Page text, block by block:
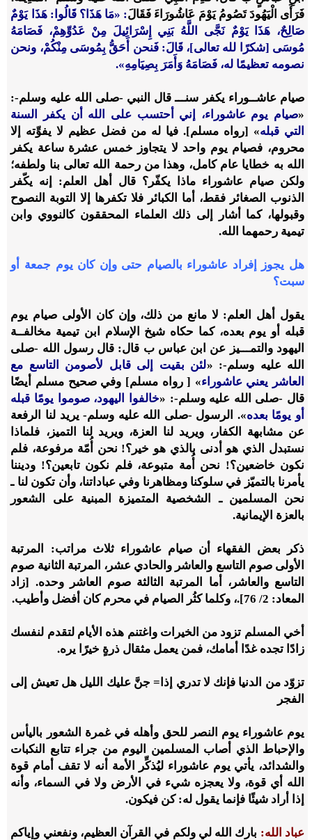
فَرَأَى الْيَهُودَ تَصُومُ يَوْمَ عَاشُورَاءَ فَقَالَ: «مَا هَذَا؟ قَالُوا: هَذَا يَوْمٌ
صَالِحٌ، هَذَا يَوْمٌ نَجَّى اللَّهُ بَنِي إِسْرَائِيلَ مِنْ عَدُوِّهِمْ، فَصَامَهُ
مُوسَى [شكرًا لله تعالى]، قَالَ: فَنحن أَحَقُّ بِمُوسَى مِنْكُمْ، ونحن
نصومه تعظيمًا له، فَصَامَهُ وَأَمَرَ بِصِيَامِهِ».
صيام عاشــوراء يكفر سنـــ قال النبي -صلى الله عليه وسلم-:
«صيام يوم عاشوراء، إني أحتسب على الله أن يكفر السنة
التي قبله» [رواه مسلم]. فيا له من فضل عظيم لا يفوِّته إلا
محروم، فصيام يوم واحد لا يتجاوز خمس عشرة ساعة يكفر
الله به خطايا عام كامل، وهذا من رحمة الله تعالى بنا ولطفه؛
ولكن صيام عاشوراء ماذا يكفّر؟ قال أهل العلم: إنه يكّفر
الذنوب الصغائر فقط، أما الكبائر فلا تكفرها إلا التوبة النصوح
وقبولها، كما أشار إلى ذلك العلماء المحققون كالنووي وابن
تيمية رحمهما الله.
هل يجوز إفراد عاشوراء بالصيام حتى وإن كان يوم جمعة أو
سبت؟
يقول أهل العلم: لا مانع من ذلك، وإن كان الأولى صيام يوم
قبله أو يوم بعده، كما حكاه شيخ الإسلام ابن تيمية مخالفــة
اليهود والتمـــيز عن ابن عباس ب قال: قال رسول الله -صلى
الله عليه وسلم-: «لئن بقيت إلى قابل لأصومن التاسع مع
العاشر يعني عاشوراء» [ رواه مسلم] وفي صحيح مسلم أيضًا
قال -صلى الله عليه وسلم-: «خالفوا اليهود، صوموا يومًا قبله
أو يومًا بعده». الرسول -صلى الله عليه وسلم- يريد لنا الرفعة
عن مشابهة الكفار، ويريد لنا العزة، ويريد لنا التميز، فلماذا
نستبدل الذي هو أدنى بالذي هو خير؟! نحن أُمّة مرفوعة، فلم
نكون خاضعين؟! نحن أُمة متبوعة، فلم نكون تابعين؟! وديننا
يأمرنا بالتميّز في سلوكنا ومظاهرنا وفي عباداتنا، وأن تكون لنا ـ
نحن المسلمين ـ الشخصية المتميزة المبنية على الشعور
بالعزة الإيمانية.
ذكر بعض الفقهاء أن صيام عاشوراء ثلاث مراتب: المرتبة
الأولى صوم التاسع والعاشر والحادي عشر، المرتبة الثانية صوم
التاسع والعاشر، أما المرتبة الثالثة صوم العاشر وحده. [زاد
المعاد: 2/ 76].، وكلما كثُر الصيام في محرم كان أفضل وأطيب.
أخي المسلم تزود من الخيرات واغتنم هذه الأيام لتقدم لنفسك
زادًا تجده غدًا أمامك، فمن يعمل مثقال ذرةٍ خيرًا يره.
تزوّد من الدنيا فإنك لا تدري إذا= جنَّ عليك الليل هل تعيش إلى
الفجر
يوم عاشوراء يوم النصر للحق وأهله في غمرة الشعور باليأس
والإحباط الذي أصاب المسلمين اليوم من جراء تتابع النكبات
والشدائد، يأتي يوم عاشوراء ليُذكِّر الأمة أنه لا تقف أمام قوة
الله أي قوة، ولا يعجزه شيء في الأرض ولا في السماء، وأنه
إذا أراد شيئًا فإنما يقول له: كن فيكون.
عباد الله: بارك الله لي ولكم في القرآن العظيم، ونفعني وإياكم